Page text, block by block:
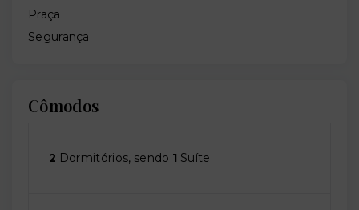
Praça
Segurança
Cômodos
2 Dormitórios, sendo 1 Suíte